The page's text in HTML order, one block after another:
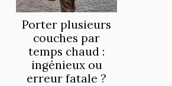
Porter plusieurs
couches par
temps chaud :
ingénieux ou
erreur fatale ?